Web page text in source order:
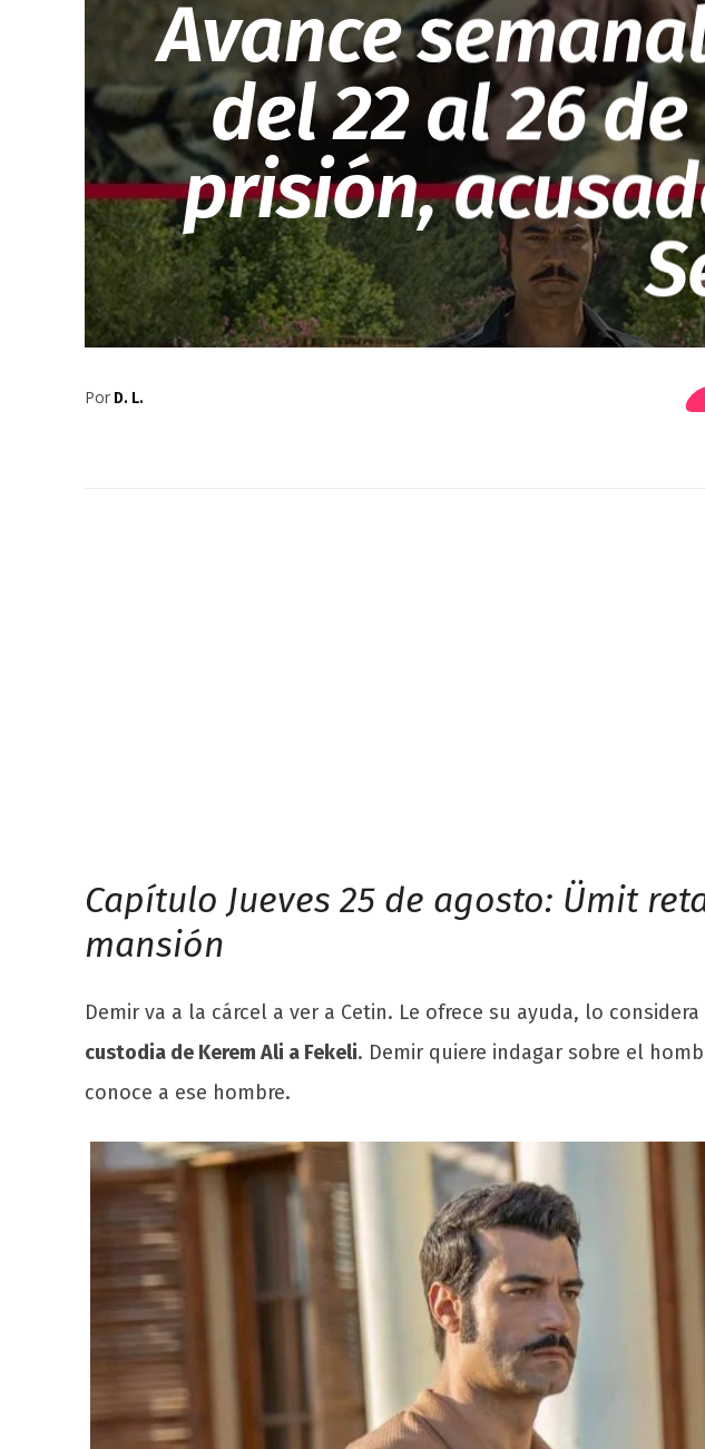
Avance
del 22 al 26
prisión,
Por D. L.
Capítulo Jueves 25 de agosto: Ümit
mansión
Demir va a la cárcel a ver a Cetin. Le ofrece su ayuda, lo
custodia de Kerem Ali a Fekeli. Demir quiere indagar sobre el
conoce a ese hombre.